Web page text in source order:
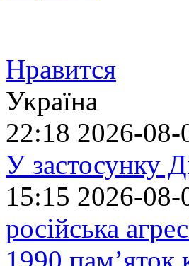
Нравится
Україна
22:18 2026-08-
У застосунку
15:15 2026-08-
російська
1990 пам’яток